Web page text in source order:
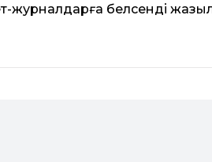
журналдарға белсенді